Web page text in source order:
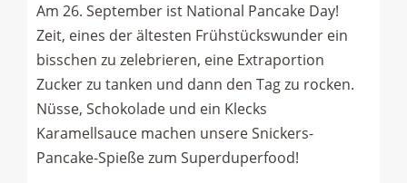
Am 26. September ist National Pancake Day!
Zeit, eines der ältesten Frühstückswunder ein
bisschen zu zelebrieren, eine Extraportion
Zucker zu tanken und dann den Tag zu rocken.
Nüsse, Schokolade und ein Klecks
Karamellsauce machen unsere Snickers-
Pancake-Spieße zum Superduperfood!